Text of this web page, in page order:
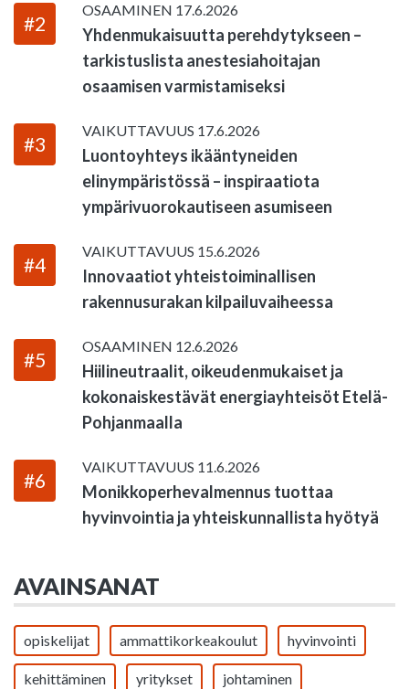
#2
OSAAMINEN 17.6.2026
Yhdenmukaisuutta perehdytykseen –
tarkistuslista anestesiahoitajan
osaamisen varmistamiseksi
#3
VAIKUTTAVUUS 17.6.2026
Luontoyhteys ikääntyneiden
elinympäristössä – inspiraatiota
ympärivuorokautiseen asumiseen
#4
VAIKUTTAVUUS 15.6.2026
Innovaatiot yhteistoiminallisen
rakennusurakan kilpailuvaiheessa
#5
OSAAMINEN 12.6.2026
Hiilineutraalit, oikeudenmukaiset ja
kokonaiskestävät energiayhteisöt Etelä-
Pohjanmaalla
#6
VAIKUTTAVUUS 11.6.2026
Monikkoperhevalmennus tuottaa
hyvinvointia ja yhteiskunnallista hyötyä
AVAINSANAT
opiskelijat ammattikorkeakoulut hyvinvointi
kehittäminen yritykset johtaminen